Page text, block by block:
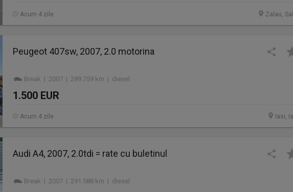
Zalau,
Acum 4 zile
Peugeot 407sw, 2007, 2.0 motorina
Break | 2007 | 289.759 km | diesel
1.500 EUR
Iasi,
Acum 4 zile
Audi A4, 2007, 2.0tdi = rate cu buletinul
Break | 2007 | 291.588 km | diesel